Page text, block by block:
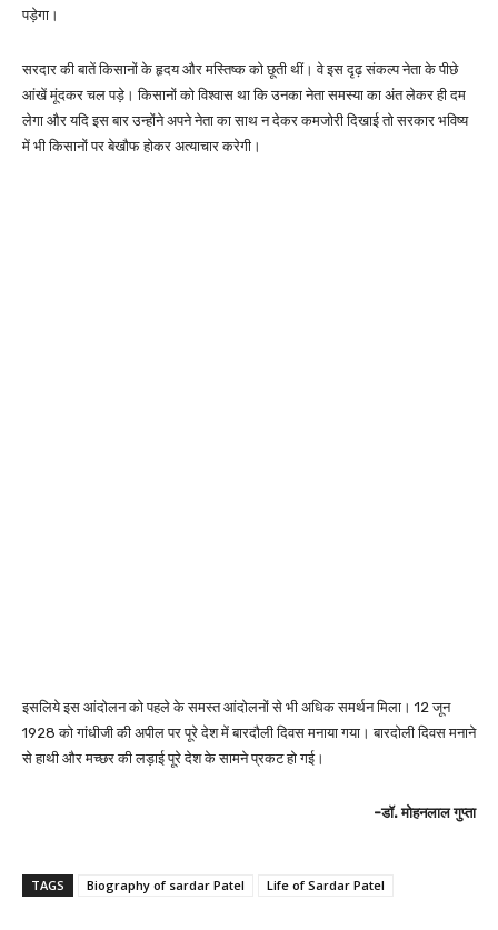
पड़ेगा।
सरदार की बातें किसानों के हृदय और मस्तिष्क को छूती थीं। वे इस दृढ़ संकल्प नेता के पीछे
आंखें मूंदकर चल पड़े। किसानों को विश्वास था कि उनका नेता समस्या का अंत लेकर ही दम
लेगा और यदि इस बार उन्होंने अपने नेता का साथ न देकर कमजोरी दिखाई तो सरकार भविष्य
में भी किसानों पर बेखौफ होकर अत्याचार करेगी।
इसलिये इस आंदोलन को पहले के समस्त आंदोलनों से भी अधिक समर्थन मिला। 12 जून
1928 को गांधीजी की अपील पर पूरे देश में बारदौली दिवस मनाया गया। बारदोली दिवस मनाने
से हाथी और मच्छर की लड़ाई पूरे देश के सामने प्रकट हो गई।
-डॉ. मोहनलाल गुप्ता
TAGS Biography of sardar Patel Life of Sardar Patel